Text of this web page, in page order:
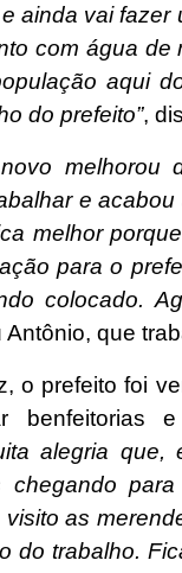
ainda vai fazer
com água de
aqui
do prefeito”,
melhorou
e
melhor
para o
colocado.
Antônio, que
o prefeito foi
benfeitorias
alegria que,
chegando
as
do trabalho.